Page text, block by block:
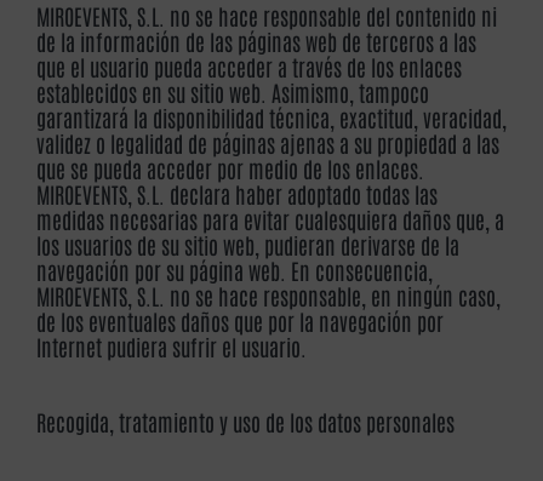
MIROEVENTS, S.L. no se hace responsable del contenido ni
de la información de las páginas web de terceros a las
que el usuario pueda acceder a través de los enlaces
establecidos en su sitio web. Asimismo, tampoco
garantizará la disponibilidad técnica, exactitud, veracidad,
validez o legalidad de páginas ajenas a su propiedad a las
que se pueda acceder por medio de los enlaces.
MIROEVENTS, S.L. declara haber adoptado todas las
medidas necesarias para evitar cualesquiera daños que, a
los usuarios de su sitio web, pudieran derivarse de la
navegación por su página web. En consecuencia,
MIROEVENTS, S.L. no se hace responsable, en ningún caso,
de los eventuales daños que por la navegación por
Internet pudiera sufrir el usuario.
Recogida, tratamiento y uso de los datos personales